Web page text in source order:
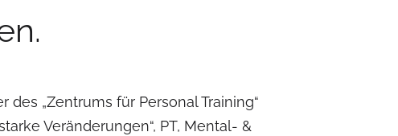
des „Zentrums für Personal Training“
Veränderungen“, PT, Mental- &